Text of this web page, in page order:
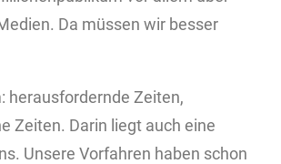
Da müssen wir besser
herausfordernde Zeiten,
Zeiten. Darin liegt auch eine
Unsere Vorfahren haben schon